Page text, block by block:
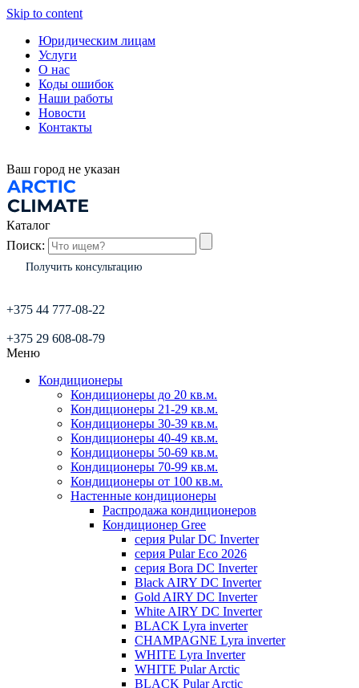
Skip to content
Юридическим лицам
Услуги
О нас
Коды ошибок
Наши работы
Новости
Контакты
Ваш город не указан
Каталог
Поиск:
Получить консультацию
+375 44 777-08-22
+375 29 608-08-79
Меню
Кондиционеры
Кондиционеры до 20 кв.м.
Кондиционеры 21-29 кв.м.
Кондиционеры 30-39 кв.м.
Кондиционеры 40-49 кв.м.
Кондиционеры 50-69 кв.м.
Кондиционеры 70-99 кв.м.
Кондиционеры от 100 кв.м.
Настенные кондиционеры
Распродажа кондиционеров
Кондиционер Gree
серия Pular DC Inverter
серия Pular Eco 2026
серия Bora DC Inverter
Black AIRY DC Inverter
Gold AIRY DC Inverter
White AIRY DC Inverter
BLACK Lyra inverter
CHAMPAGNE Lyra inverter
WHITE Lyra Inverter
WHITE Pular Arctic
BLACK Pular Arctic